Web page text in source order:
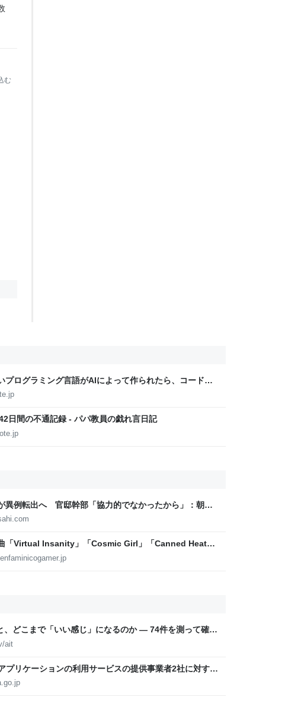
む
プログラミング言語がAIによって作られたら、コードの
- パパ教員の戯れ言日記
日間の不通記録 - パパ教員の戯れ言日記
異例転出へ 官邸幹部「協力的でなかったから」：朝日
「Virtual Insanity」「Cosmic Girl」「Canned Heat」
がいきなり公開！「SUMMER SONIC 2026」での9年ぶ
念して
、どこまで「いい感じ」になるのか — 74件を測って確か
ait
プリケーションの利用サービスの提供事業者2社に対する
置命令について | 消費者庁